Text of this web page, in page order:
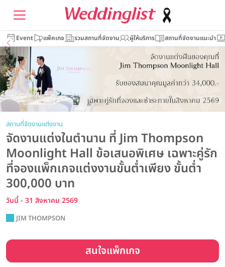
Event แพ็คเกจ รวมสถานที่จัดงาน ผู้ให้บริการ สถานที่จัดงานแนะนำ
สถานที่จัดงานแต่งงาน
จัดงานแต่งในตำนาน ที่ Jim Thompson
Moonlight Hall ข้อเสนอพิเศษ เฉพาะคู่รัก
ที่จองแพ็กเกจแต่งงานขั้นต่ำเพียง ขั้นต่ำ
300,000 บาท
วันนี้ - 31 สิงหาคม 2569
JIM THOMPSON
สนใจแพ็กเกจ